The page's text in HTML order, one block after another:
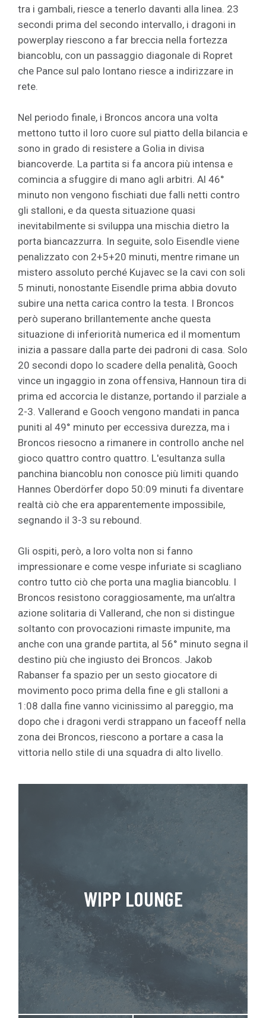
tra i gambali, riesce a tenerlo davanti alla linea. 23
secondi prima del secondo intervallo, i dragoni in
powerplay riescono a far breccia nella fortezza
biancoblu, con un passaggio diagonale di Ropret
che Pance sul palo lontano riesce a indirizzare in
rete.
Nel periodo finale, i Broncos ancora una volta
mettono tutto il loro cuore sul piatto della bilancia e
sono in grado di resistere a Golia in divisa
biancoverde. La partita si fa ancora più intensa e
comincia a sfuggire di mano agli arbitri. Al 46°
minuto non vengono fischiati due falli netti contro
gli stalloni, e da questa situazione quasi
inevitabilmente si sviluppa una mischia dietro la
porta biancazzurra. In seguite, solo Eisendle viene
penalizzato con 2+5+20 minuti, mentre rimane un
mistero assoluto perché Kujavec se la cavi con soli
5 minuti, nonostante Eisendle prima abbia dovuto
subire una netta carica contro la testa. I Broncos
però superano brillantemente anche questa
situazione di inferiorità numerica ed il momentum
inizia a passare dalla parte dei padroni di casa. Solo
20 secondi dopo lo scadere della penalità, Gooch
vince un ingaggio in zona offensiva, Hannoun tira di
prima ed accorcia le distanze, portando il parziale a
2-3. Vallerand e Gooch vengono mandati in panca
puniti al 49° minuto per eccessiva durezza, ma i
Broncos riesocno a rimanere in controllo anche nel
gioco quattro contro quattro. L'esultanza sulla
panchina biancoblu non conosce più limiti quando
Hannes Oberdörfer dopo 50:09 minuti fa diventare
realtà ciò che era apparentemente impossibile,
segnando il 3-3 su rebound.
Gli ospiti, però, a loro volta non si fanno
impressionare e come vespe infuriate si scagliano
contro tutto ciò che porta una maglia biancoblu. I
Broncos resistono coraggiosamente, ma un’altra
azione solitaria di Vallerand, che non si distingue
soltanto con provocazioni rimaste impunite, ma
anche con una grande partita, al 56° minuto segna il
destino più che ingiusto dei Broncos. Jakob
Rabanser fa spazio per un sesto giocatore di
movimento poco prima della fine e gli stalloni a
1:08 dalla fine vanno vicinissimo al pareggio, ma
dopo che i dragoni verdi strappano un faceoff nella
zona dei Broncos, riescono a portare a casa la
vittoria nello stile di una squadra di alto livello.
WIPP LOUNGE